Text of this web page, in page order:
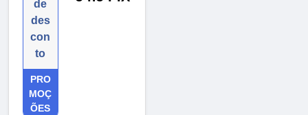
de
des
con
to
PRO
MOÇ
ÕES